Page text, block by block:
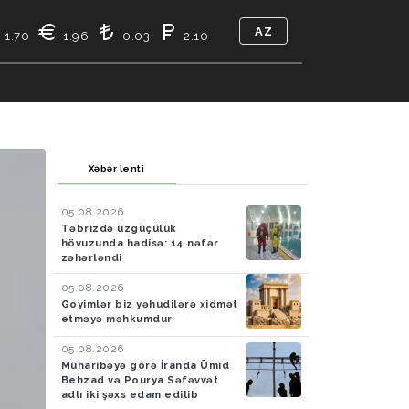
1.70 1.96 0.03 2.10 AZ
Xəbər lenti
05.08.2026
Təbrizdə üzgüçülük
hövuzunda hadisə: 14 nəfər
zəhərləndi
05.08.2026
Goyimlər biz yəhudilərə xidmət
etməyə məhkumdur
05.08.2026
Müharibəyə görə İranda Ümid
Behzad və Pourya Səfəvvət
adlı iki şəxs edam edilib